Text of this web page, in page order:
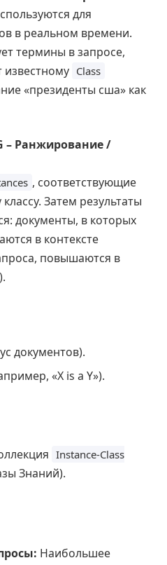
для
в реальном времени.
термины в запросе,
известному Class
«президенты сша» как
– Ранжирование /
, соответствующие
Затем результаты
документы, в которых
в контексте
повышаются в
документов).
«X is a Y»).
Instance-Class
Знаний).
Наибольшее